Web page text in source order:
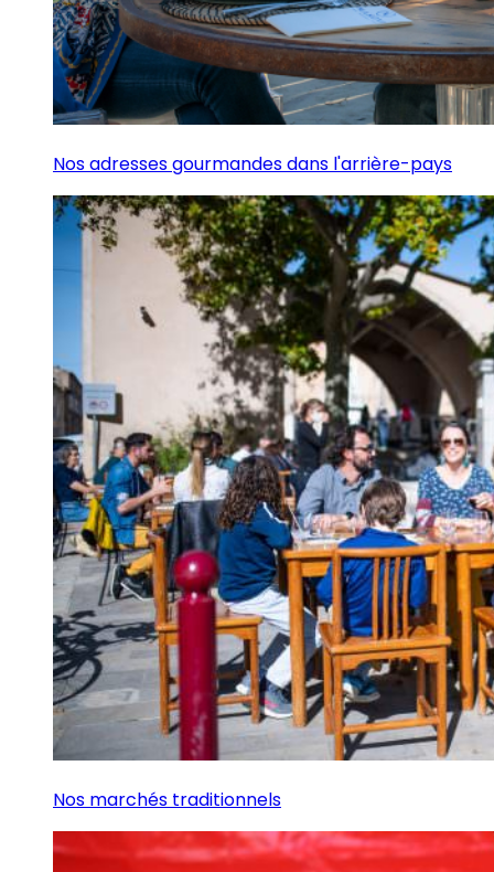
Nos adresses gourmandes dans l'arrière-pays
Nos marchés traditionnels